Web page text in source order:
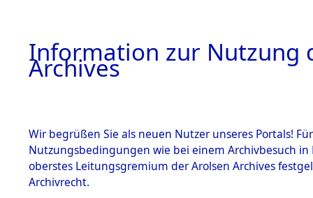
Information zur Nutzung
Archives
Wir begrüßen Sie als neuen Nutzer unseres Portals!
Nutzungsbedingungen wie bei einem Archivbesuch
oberstes Leitungsgremium der Arolsen Archives
Archivrecht.